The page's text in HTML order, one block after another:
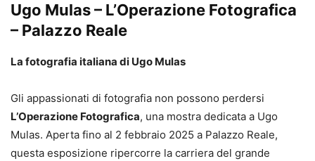
Ugo Mulas – L’Operazione Fotografica
– Palazzo Reale
La fotografia italiana di Ugo Mulas
Gli appassionati di fotografia non possono perdersi
L’Operazione Fotografica, una mostra dedicata a Ugo
Mulas. Aperta fino al 2 febbraio 2025 a Palazzo Reale,
questa esposizione ripercorre la carriera del grande